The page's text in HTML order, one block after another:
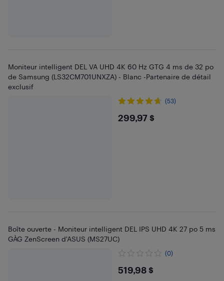
Moniteur intelligent DEL VA UHD 4K 60 Hz GTG 4 ms de 32 po
de Samsung (LS32CM701UNXZA) - Blanc -Partenaire de détail
exclusif
(53)
$299.97
299,97 $
Boîte ouverte - Moniteur intelligent DEL IPS UHD 4K 27 po 5 ms
GÀG ZenScreen d'ASUS (MS27UC)
(0)
$519.98
519,98 $